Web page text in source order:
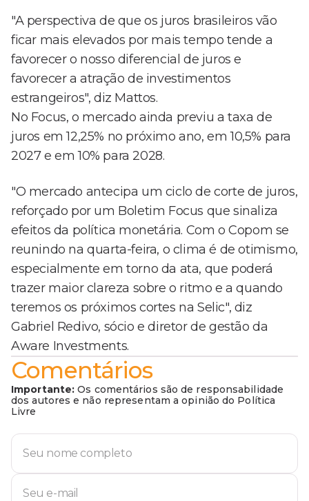
"A perspectiva de que os juros brasileiros vão
ficar mais elevados por mais tempo tende a
favorecer o nosso diferencial de juros e
favorecer a atração de investimentos
estrangeiros", diz Mattos.
No Focus, o mercado ainda previu a taxa de
juros em 12,25% no próximo ano, em 10,5% para
2027 e em 10% para 2028.
"O mercado antecipa um ciclo de corte de juros,
reforçado por um Boletim Focus que sinaliza
efeitos da política monetária. Com o Copom se
reunindo na quarta-feira, o clima é de otimismo,
especialmente em torno da ata, que poderá
trazer maior clareza sobre o ritmo e a quando
teremos os próximos cortes na Selic", diz
Gabriel Redivo, sócio e diretor de gestão da
Aware Investments.
Comentários
Importante: Os comentários são de responsabilidade
dos autores e não representam a opinião do Política
Livre